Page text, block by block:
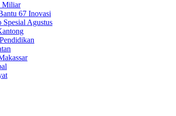
Miliar
67 Inovasi
Agustus